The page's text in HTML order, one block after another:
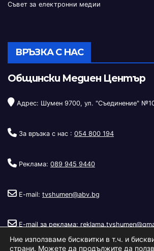
Съвет за електронни медии
ВРЪЗКА С НАС
Общински Медиен Център
Адрес: Шумен 9700, ул. "Съединение"
За връзка с нас : 054 800 194
Реклама: 089 945 9440
E-mail: tvshumen@abv.bg
E-mail за реклама:
Ние използваме бисквитки в т.ч. и
страни. Можете да продължите да